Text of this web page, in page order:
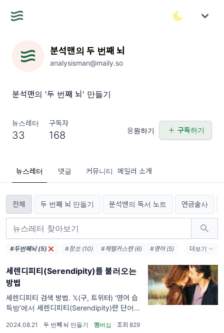
분석맨의 두 번째 뇌
analysisman@maily.so
분석맨의 '두 번째 뇌' 만들기
뉴스레터
33
구독자
168 응원하기 구독하기
뉴스레터 댓글 커뮤니티 메일러 소개
전체 두 번째 뇌 만들기 분석맨의 독서 노트 연금술사
#두번째뇌 (5) #창조 (10) #제텔카스텐 (6)
#영어 (5)
#독서 (4)
#습관 (4)
#글쓰기 (3)
#차이 (3)
#철학 (3)
#행복 (3)
더보기
세렌디피티(Serendipity)를 불러오는
방법
세렌디피티 검색 방법. 𝕏(구, 트위터) ‘영어 습
득방’에서 세렌디피티(Serendipity)란 단어가
(Serendipity)는 한국어로 번역하면 '우연한
2024.08.21 · 두 번째 뇌 만들기 · 멤버십 · 조회 829